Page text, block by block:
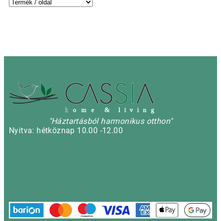
h o m e & l i v i n g
"Háztartásból harmonikus otthon"
Nyitva: hétköznap 10.00 -12.00